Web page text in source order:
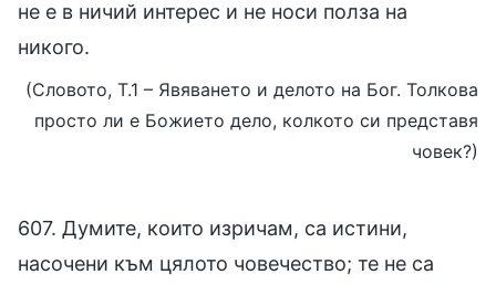
не е в ничий интерес и не носи полза на
никого.
(Словото, Т.1 – Явяването и делото на Бог. Толкова
просто ли е Божието дело, колкото си представя
човек?)
607. Думите, които изричам, са истини,
насочени към цялото човечество; те не са